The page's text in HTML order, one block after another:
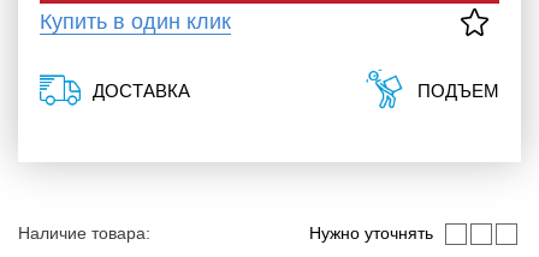
Наличие товара: Нужно уточнять
Купить в один клик
ДОСТАВКА ПОДЪЕМ